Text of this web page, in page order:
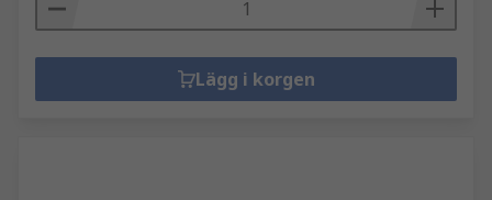
Lägg i korgen